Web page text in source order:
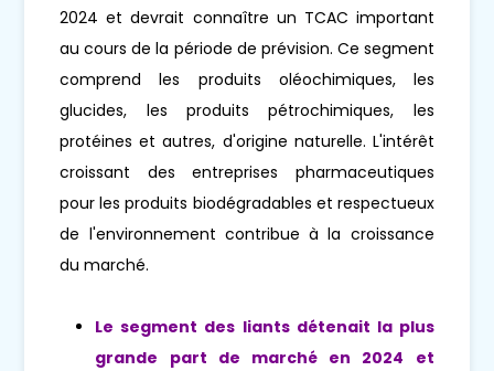
2024 et devrait connaître un TCAC important
au cours de la période de prévision. Ce segment
comprend les produits oléochimiques, les
glucides, les produits pétrochimiques, les
protéines et autres, d'origine naturelle. L'intérêt
croissant des entreprises pharmaceutiques
pour les produits biodégradables et respectueux
de l'environnement contribue à la croissance
du marché.
Le segment des liants détenait la plus
grande part de marché en 2024 et